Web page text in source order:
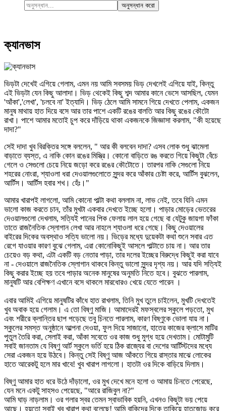
অনুসন্ধান করো
ক্যানভাস
ভিড়টা দেখেই এগিয়ে গেলাম, এমন নয় আমি সবসময় ভিড় দেখলেই এগিয়ে যাই, কিন্তু
এই ভিড়টা যেন কিছু আলাদা। ভিড় থেকেই কিছু শব্দ আমার কানে ভেসে আসছিল, যেমন
'আঁকা','লেখা', 'চলবে না' ইত্যাদি। ভিড় ঠেলে আমি সামনে গিয়ে দেখতে পেলাম, একজন
মানুষ মাথায় হাত দিয়ে বসে আর তার পাশে একটি রঙের বালতি আর কিছু রঙের কৌটো
রাখা। পাশে আমার মতোই চুপ করে দাঁড়িয়ে থাকা একজনকে জিজ্ঞাসা করলাম, "কী হয়েছে
দাদা?"
সেই দাদা খুব বিরক্তির সঙ্গে বললেন, " আর কী বলবেন দাদা? এসব লোক শুধু ঝামেলা
বাড়াতে ব্যস্ত, এ নাকি কোন রঙের মিস্ত্রি। কোনো বাড়িতে রঙ করতে গিয়ে কিছুটা বেঁচে
গেলে ও সেগুলো চেয়ে নিয়ে জড়ো করে রঙের কৌটোতে। তারপর নাকি সেগুলো নিয়ে
শহরের নোংরা, শ্যাওলা ধরা দেওয়ালগুলোতে সুন্দর করে আঁকার চেষ্টা করে, আর্টিস বুঝলেন,
আর্টিস। আর্টিস হবার শখ। হেঁঃ।"
আমার খারাপই লাগলো, আমি কোনো পাল্টা কথা বললাম না, লাভ নেই, তবে যিনি এমন
ভালো কাজ করতে চান, তাঁর মুখটা একবার দেখতে ইচ্ছে হলো। পাড়ার মোড়ের ভেতরের
দেওয়ালগুলো দেখলাম, সত্যিই পানের পিক ফেলায় লাল হয়ে গেছে বা যেটুকু জায়গা ফাঁকা
তাতে রাজনৈতিক স্লোগান লেখা আর নাহলে শ্যাওলা ধরে গেছে। কিছু দেওয়ালের
বাইরের দিকের অবস্থাও সত্যি ভালো নয়। ভিড়ের মধ্যে দুয়েকটা কথা শুনে সবার এত
রেগে যাওয়ার কারণ বুঝে গেলাম, এরা কোনোকিছুই আসলে পাল্টাতে চায় না। আর তার
চেয়েও বড় কথা, এটা একটি বড় নেতার পাড়া, তার দলের ইচ্ছের বিরুদ্ধে কিছুই করা যাবে
না - দেওয়ালে রাজনৈতিক স্লোগান থাকবে কিন্তু ভালো সুন্দর দৃশ্য নয়। আর যদি সত্যিই
কিছু করার ইচ্ছে হয় তবে পাড়ার অনেক মানুষের অনুমতি নিতে হবে। বুঝতে পারলাম,
মানুষটি আর বেশিক্ষণ এখানে বসে থাকলে মারধোরও খেয়ে যেতে পারেন ।
এবার আমিই এগিয়ে মানুষটির কাঁধে হাত রাখলাম, তিনি মুখ তুলে চাইলেন, মুখটি দেখতেই
খুব অবাক হয়ে গেলাম। এ তো বিষ্ণু মাজি। আমাদেরই মফস্বলের স্কুলে পড়তো, মুখ
এবং শরীরে ক্লান্তির ছাপ পড়েছে তবু চিনতে পারলাম, কারণ বিষ্ণুকে ভোলা যায় না।
স্কুলের সমস্ত অনুষ্ঠানে আল্পনা দেওয়া, ফুল দিয়ে সাজানো, হাতের কাজের ক্লাসে মাটির
পুতুল তৈরি করা, সেলাই করা, আঁকা সবেতে ওর কাজ শুধু মুগ্ধ হয়ে দেখতাম। মোটামুটি
সবাই জানতাম যে বিষ্ণু আর্ট স্কুলে ভর্তি হয়ে ঠিক রাজ্যের বা দেশের আর্টিস্টদের মধ্যে
সেরা একজন হয়ে উঠবে। কিন্তু সেই বিষ্ণু আজ আঁকতে গিয়ে রাস্তার মাঝে লোকের
হাতে আরেকটু হলে মার খাবে! খুব খারাপ লাগলো। হাতটা ওর দিকে বাড়িয়ে দিলাম।
বিষ্ণু আমার হাত ধরে উঠে দাঁড়ালো, ওর মুখ দেখে মনে হলো ও আমায় চিনতে পেরেছে,
যেন মনে একটু সাহসও পেয়েছে, "আরে রাজিবুল না?"
আমি ঘাড় নাড়লাম। ওর গলার স্বর তেমন স্বাভাবিক হয়নি, এখনও কিছুটা ভয় পেয়ে
আছে। হয়তো সবাই খুব খারাপ কথা বলেছে! আমি বাকিদের দিকে তাকিয়ে হাতজোড় করে